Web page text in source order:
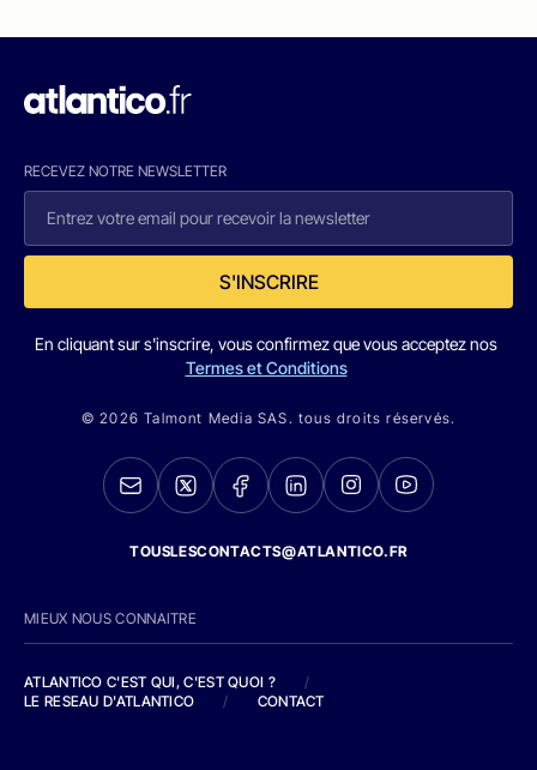
RECEVEZ NOTRE NEWSLETTER
S'INSCRIRE
En cliquant sur s'inscrire, vous confirmez que vous acceptez nos
Termes et Conditions
© 2026 Talmont Media SAS. tous droits réservés.
TOUSLESCONTACTS@ATLANTICO.FR
MIEUX NOUS CONNAITRE
ATLANTICO C'EST QUI, C'EST QUOI ?
/
LE RESEAU D'ATLANTICO
/ CONTACT